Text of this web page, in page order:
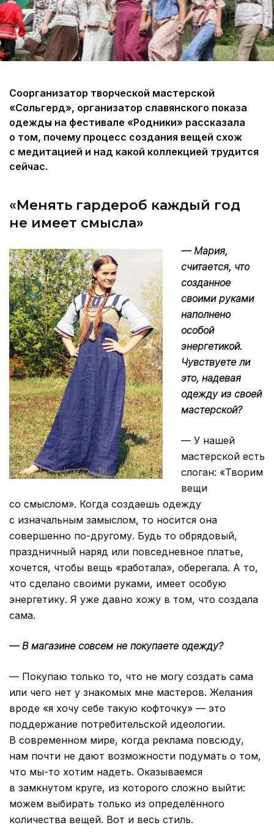
Соорганизатор творческой мастерской
«Сольгерд», организатор славянского показа
одежды на фестивале «Родники» рассказала
о том, почему процесс создания вещей схож
с медитацией и над какой коллекцией трудится
сейчас.
«Менять гардероб каждый год
не имеет смысла»
— Мария,
считается, что
созданное
своими руками
наполнено
особой
энергетикой.
Чувствуете ли
это, надевая
одежду из своей
мастерской?
— У нашей
мастерской есть
слоган: «Творим
вещи
со смыслом». Когда создаешь одежду
с изначальным замыслом, то носится она
совершенно по-другому. Будь то обрядовый,
праздничный наряд или повседневное платье,
хочется, чтобы вещь «работала», оберегала. А то,
что сделано своими руками, имеет особую
энергетику. Я уже давно хожу в том, что создала
сама.
— В магазине совсем не покупаете одежду?
— Покупаю только то, что не могу создать сама
или чего нет у знакомых мне мастеров. Желания
вроде «я хочу себе такую кофточку» — это
поддержание потребительской идеологии.
В современном мире, когда реклама повсюду,
нам почти не дают возможности подумать о том,
что мы-то хотим надеть. Оказываемся
в замкнутом круге, из которого сложно выйти:
можем выбирать только из определённого
количества вещей. Вот и весь стиль.